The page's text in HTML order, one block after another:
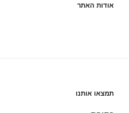
אודות האתר
תמצאו אותנו